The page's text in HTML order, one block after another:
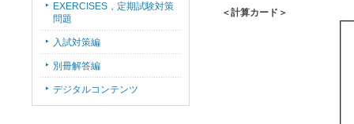
＜計算カード＞
EXERCISES，定期試験対策
問題
入試対策編
別冊解答編
デジタルコンテンツ